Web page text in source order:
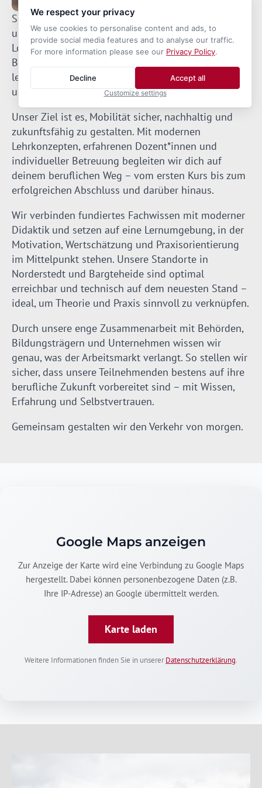
Seit vielen Jahren stehen wir für hochwertige Aus-
und Weiterbildung im Straßenverkehrs- und
Logistiksektor. Ob angehende Fahrlehrerinnen,
Berufskraftfahrerinnen oder Unternehmen – bei uns
lernen Menschen mit Leidenschaft, Verantwortung
und Praxisnähe.
Unser Ziel ist es, Mobilität sicher, nachhaltig und
zukunftsfähig zu gestalten. Mit modernen
Lehrkonzepten, erfahrenen Dozent*innen und
individueller Betreuung begleiten wir dich auf
deinem beruflichen Weg – vom ersten Kurs bis zum
erfolgreichen Abschluss und darüber hinaus.
Wir verbinden fundiertes Fachwissen mit moderner
Didaktik und setzen auf eine Lernumgebung, in der
Motivation, Wertschätzung und Praxisorientierung
im Mittelpunkt stehen. Unsere Standorte in
Norderstedt und Bargteheide sind optimal
erreichbar und technisch auf dem neuesten Stand –
ideal, um Theorie und Praxis sinnvoll zu verknüpfen.
Durch unsere enge Zusammenarbeit mit Behörden,
Bildungsträgern und Unternehmen wissen wir
genau, was der Arbeitsmarkt verlangt. So stellen wir
sicher, dass unsere Teilnehmenden bestens auf ihre
berufliche Zukunft vorbereitet sind – mit Wissen,
Erfahrung und Selbstvertrauen.
Gemeinsam gestalten wir den Verkehr von morgen.
Google Maps anzeigen
Zur Anzeige der Karte wird eine Verbindung zu Google Maps
hergestellt. Dabei können personenbezogene Daten (z.B.
Ihre IP-Adresse) an Google übermittelt werden.
Karte laden
Weitere Informationen finden Sie in unserer Datenschutzerklärung.
We respect your privacy
We use cookies to personalise content and ads, to
provide social media features and to analyse our traffic.
For more information please see our Privacy Policy.
Accept all
Decline
Customize settings